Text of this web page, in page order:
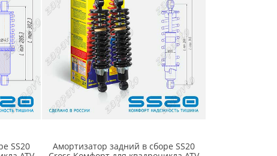
SS20
Амортизатор задний в сборе SS20